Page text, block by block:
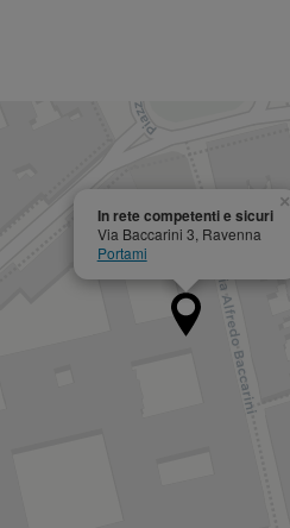
In rete competenti e sicuri
Via Baccarini 3, Ravenna
Portami
×